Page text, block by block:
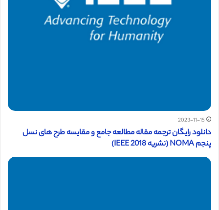
2023-11-15
دانلود رایگان ترجمه مقاله مطالعه‌ جامع و مقایسه طرح های نسل
پنجم NOMA (نشریه IEEE 2018)